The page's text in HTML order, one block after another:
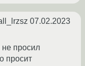
07.02.2023
не просил
просит